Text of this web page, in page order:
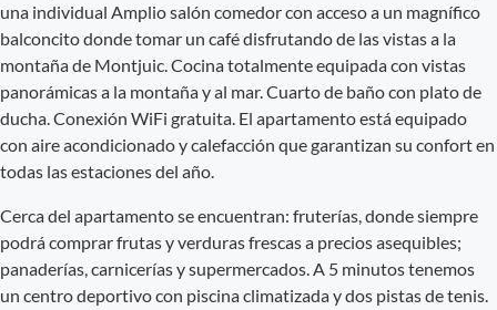
una individual Amplio salón comedor con acceso a un magnífico
balconcito donde tomar un café disfrutando de las vistas a la
montaña de Montjuic. Cocina totalmente equipada con vistas
panorámicas a la montaña y al mar. Cuarto de baño con plato de
ducha. Conexión WiFi gratuita. El apartamento está equipado
con aire acondicionado y calefacción que garantizan su confort en
todas las estaciones del año.
Cerca del apartamento se encuentran: fruterías, donde siempre
podrá comprar frutas y verduras frescas a precios asequibles;
panaderías, carnicerías y supermercados. A 5 minutos tenemos
un centro deportivo con piscina climatizada y dos pistas de tenis.